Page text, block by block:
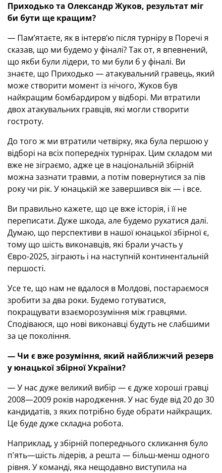
Приходько та Олександр Жуков, результат міг
би бути ще кращим?
— Пам’ятаєте, як в інтерв’ю після турніру в Поречі я
сказав, що ми будемо у фіналі? Так от, я впевнений,
що якби були лідери, то ми були б у фіналі. Ви
знаєте, що Приходько — атакувальний гравець, який
може створити момент із нічого, Жуков був
найкращим бомбардиром у відборі. Ми втратили
двох атакувальних гравців, які могли створити
гостроту.
До того ж ми втратили четвірку, яка була першою у
відборі на всіх попередніх турнірах. Цим складом ми
вже не зіграємо, адже це в національній збірній
можна зазнати травми, а потім повернутися за пів
року чи рік. У юнацькій же завершився вік — і все.
Ви правильно кажете, що це вже історія, і її не
переписати. Дуже шкода, але будемо рухатися далі.
Думаю, що перспективи в нашої юнацької збірної є,
тому що шість виконавців, які брали участь у
Євро-2025, зіграють і на наступній континентальній
першості.
Усе те, що нам не вдалося в Молдові, постараємося
зробити за два роки. Будемо готуватися,
покращувати взаєморозуміння між гравцями.
Сподіваюся, що нові виконавці будуть не слабшими
за це покоління.
— Чи є вже розуміння, який найближчий резерв
у юнацької збірної України?
— У нас дуже великий вибір — є дуже хороші гравці
2008—2009 років народження. У нас буде від 20 до 30
кандидатів, з яких потрібно буде обрати найкращих.
Це буде дуже складна робота.
Наприклад, у збірній попереднього скликання було
п'ять—шість лідерів, а решта — більш-менш одного
рівня. У команді, яка нещодавно виступила на